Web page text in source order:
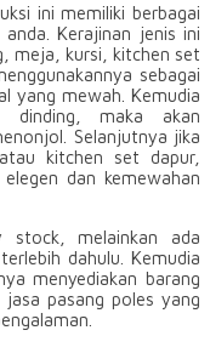
ini memiliki berbagai
Kerajinan jenis ini
meja, kursi, kitchen set
sebagai
yang mewah. Kemudia
dinding, maka akan
Selanjutnya jika
kitchen set dapur,
dan kemewahan
stock, melainkan ada
dahulu. Kemudia
menyediakan barang
pasang poles yang